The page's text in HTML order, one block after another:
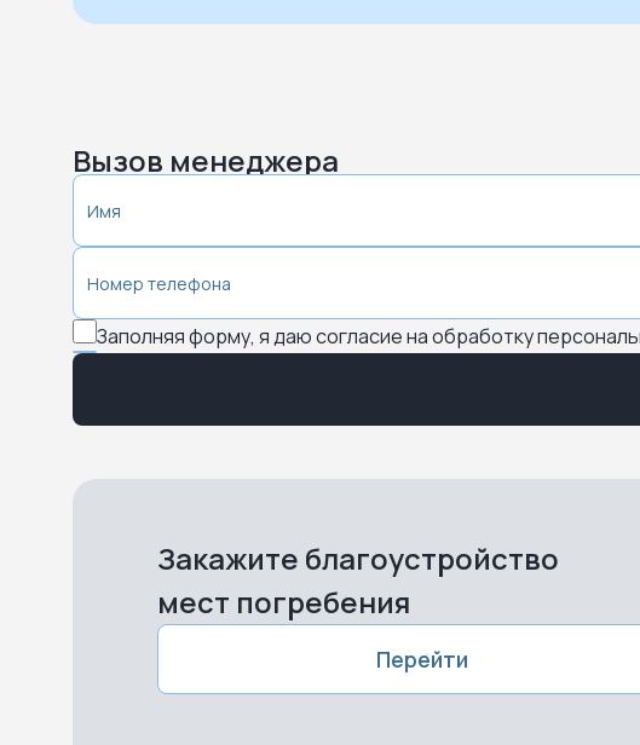
Вызов менеджера
Заполняя форму, я даю согласие на обработку
Закажите благоустройство
мест погребения
Перейти